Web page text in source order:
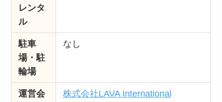
レンタ
ル
駐車
場・駐
輪場
なし
運営会
株式会社LAVA International